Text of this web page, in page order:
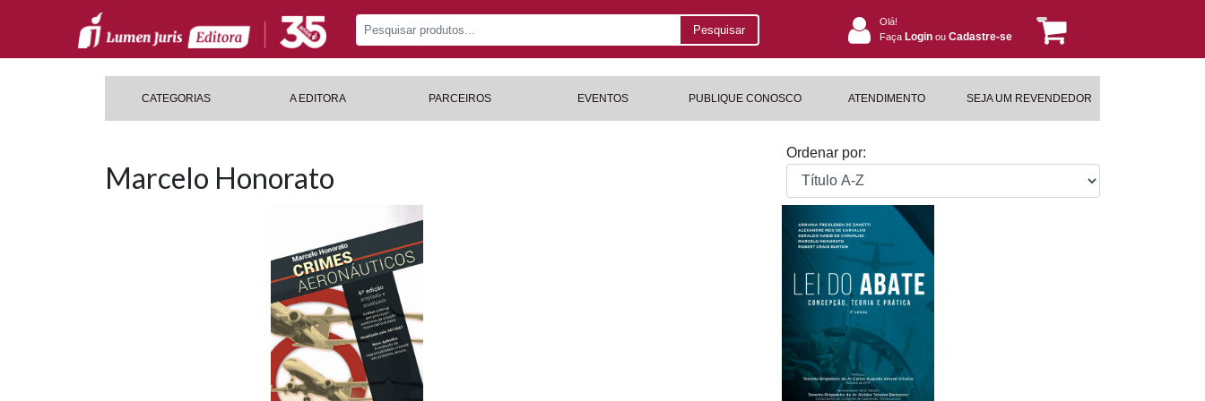
Pesquisar
Olá!
Faça Login ou Cadastre-se
CATEGORIAS A EDITORA PARCEIROS EVENTOS PUBLIQUE CONOSCO ATENDIMENTO SEJA UM REVENDEDOR
Marcelo Honorato
Ordenar por: